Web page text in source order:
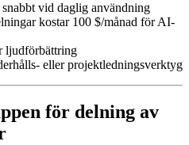
vid daglig användning
kostar 100 $/månad för AI-
ljudförbättring
eller projektledningsverktyg
för delning av